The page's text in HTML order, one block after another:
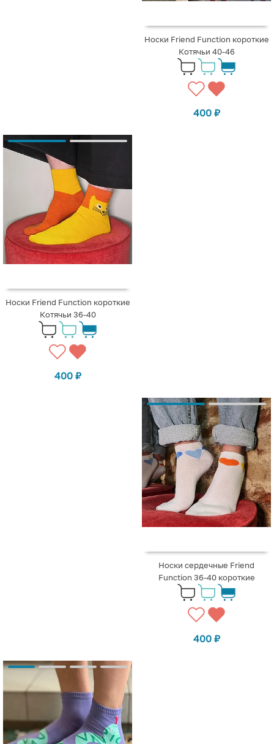
Носки Friend Function короткие
Котячьи 40-46
400 ₽
Носки Friend Function короткие
Котячьи 36-40
400 ₽
Носки сердечные Friend
Function 36-40 короткие
400 ₽